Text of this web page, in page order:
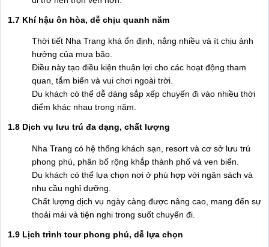
1.7 Khí hậu ôn hòa, dễ chịu quanh năm
Thời tiết Nha Trang khá ổn định, nắng nhiều và ít chịu ảnh
hưởng của mưa bão.
Điều này tạo điều kiện thuận lợi cho các hoạt động tham
quan, tắm biển và vui chơi ngoài trời.
Du khách có thể dễ dàng sắp xếp chuyến đi vào nhiều thời
điểm khác nhau trong năm.
1.8 Dịch vụ lưu trú đa dạng, chất lượng
Nha Trang có hệ thống khách sạn, resort và cơ sở lưu trú
phong phú, phân bố rộng khắp thành phố và ven biển.
Du khách có thể lựa chọn nơi ở phù hợp với ngân sách và
nhu cầu nghỉ dưỡng.
Chất lượng dịch vụ ngày càng được nâng cao, mang đến sự
thoải mái và tiện nghi trong suốt chuyến đi.
1.9 Lịch trình tour phong phú, dễ lựa chọn